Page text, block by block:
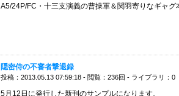
A5/24P/FC・十三支演義の曹操軍＆関羽寄りなギャグ
隠密侍の不審者撃退録
投稿：2013.05.13 07:59:18 - 閲覧：236回 - ライブラリ：0
5月12日に発行した新刊のサンプルになります。